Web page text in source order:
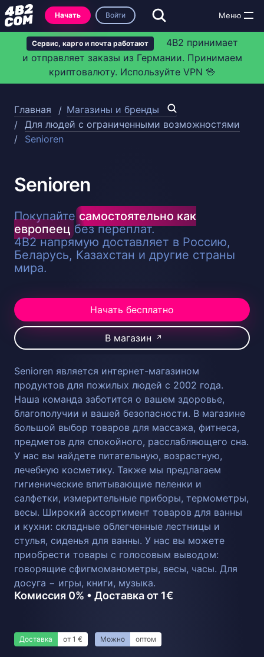
Сервис, карго и почта работают
4B2 принимает
и отправляет заказы из Германии. Принимаем
криптовалюту. Используйте VPN 🖖
Начать Войти
Главная
Магазины и бренды
Для людей с ограниченными возможностями
Senioren
Senioren
Покупайтесамостоятельно как
европеец без переплат.
4B2 напрямую доставляет в Россию,
Беларусь, Казахстан и другие страны
мира.
Начать бесплатно
В магазин ↗
Senioren является интернет-магазином
продуктов для пожилых людей с 2002 года.
Наша команда заботится о вашем здоровье,
благополучии и вашей безопасности. В магазине
большой выбор товаров для массажа, фитнеса,
предметов для спокойного, расслабляющего сна.
У нас вы найдете питательную, возрастную,
лечебную косметику. Также мы предлагаем
гигиенические впитывающие пеленки и
салфетки, измерительные приборы, термометры,
весы. Широкий ассортимент товаров для ванны
и кухни: складные облегченные лестницы и
стулья, сиденья для ванны. У нас вы можете
приобрести товары с голосовым выводом:
говорящие сфигмоманометры, весы, часы. Для
досуга − игры, книги, музыка.
Комиссия 0% • Доставка от 1€
Доставка от 1 € Можно оптом